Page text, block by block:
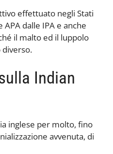
effettuato negli Stati
dalle IPA e anche
il malto ed il luppolo
Indian
inglese per molto, fino
avvenuta, di